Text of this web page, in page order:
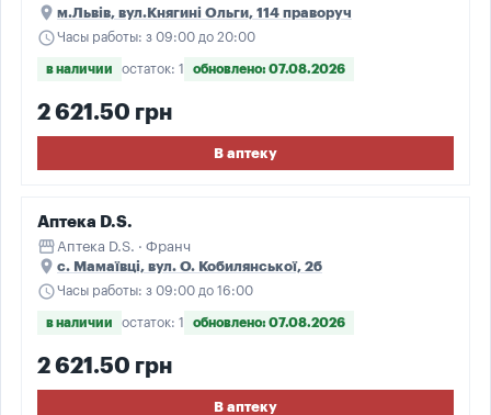
place м.Львів, вул.Княгині Ольги, 114 праворуч
scheduleЧасы работы: з 09:00 до 20:00
в наличии остаток: 1 обновлено: 07.08.2026
2 621.50 грн
В аптеку
Аптека D.S.
storefront Аптека D.S. · Франч
place с. Мамаївці, вул. О. Кобилянської, 2б
scheduleЧасы работы: з 09:00 до 16:00
в наличии остаток: 1 обновлено: 07.08.2026
2 621.50 грн
В аптеку